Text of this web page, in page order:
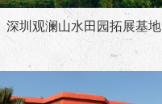
深圳观澜山水田园拓展基地